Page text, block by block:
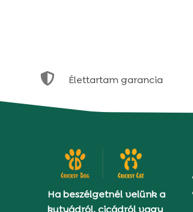
 Élettartam garancia
Ha beszélgetnél velünk a
kutyádról, cicádról vagy